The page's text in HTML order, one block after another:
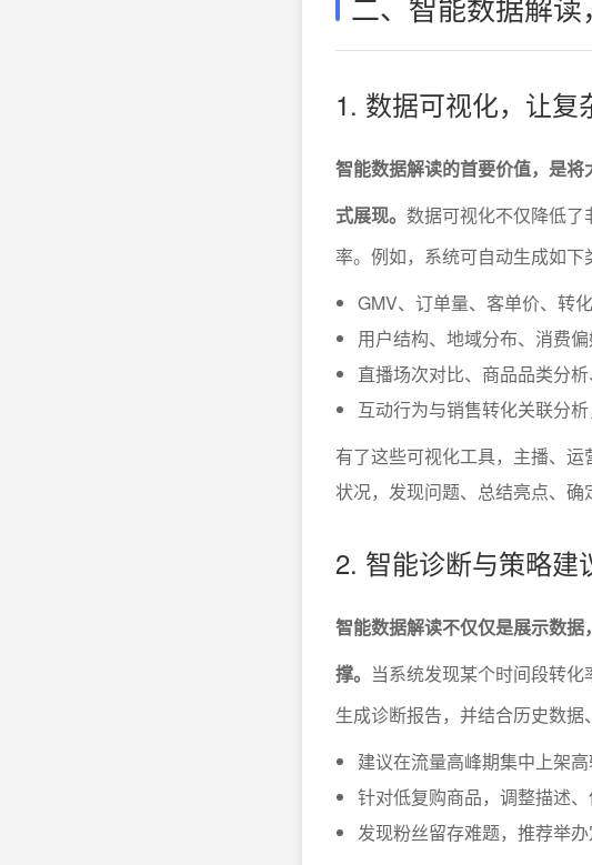
1. 数据可视化，让复
智能数据解读的首要价值，是
式展现。 数据可视化不仅降低
率。例如，系统可自动生成如下
GMV、订单量、客单价、转
用户结构、地域分布、消费
直播场次对比、商品品类分
互动行为与销售转化关联分
有了这些可视化工具，主播、
状况，发现问题、总结亮点、确
2. 智能诊断与策略建
智能数据解读不仅仅是展示数
撑。 当系统发现某个时间段转
生成诊断报告，并结合历史数据
建议在流量高峰期集中上架
针对低复购商品，调整描述
发现粉丝留存难题，推荐举